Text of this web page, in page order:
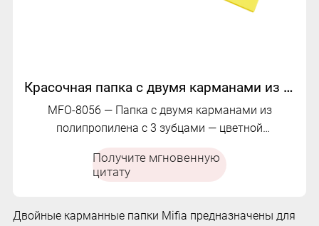
Красочная папка с двумя карманами из полипропилена с 3 зубцами | МФО-8056
MFO-8056 — Папка с двумя карманами из
полипропилена с 3 зубцами — цветной
материал.
Получите мгновенную
цитату
Двойные карманные папки Mifia предназначены для